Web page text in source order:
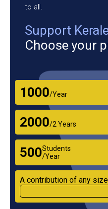
to all.
Support
Choose your
₹1000/Year
₹2000/2 Years
₹500Students
/Year
A contribution of any size